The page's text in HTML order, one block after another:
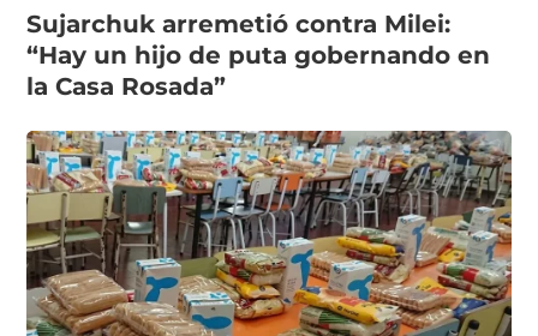
Sujarchuk arremetió contra Milei:
“Hay un hijo de puta gobernando en
la Casa Rosada”